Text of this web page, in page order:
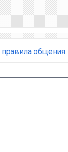
правила общения.